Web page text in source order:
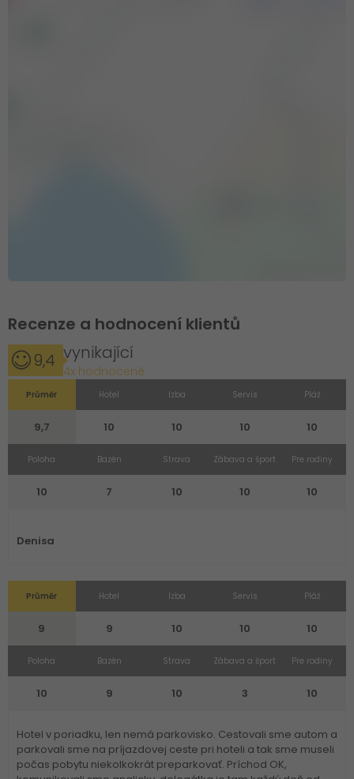
Recenze a hodnocení klientů
9,4 vynikající
4x hodnocené
Průměr
9,7
Hotel
10
Izba
10
Servis
10
Pláž
10
Poloha
10
Bazén
7
Strava
10
Zábava a šport
10
Pre rodiny
10
Denisa
Průměr
9
Hotel
9
Izba
10
Servis
10
Pláž
10
Poloha
10
Bazén
9
Strava
10
Zábava a šport
3
Pre rodiny
10
Hotel v poriadku, len nemá parkovisko. Cestovali sme autom a
parkovali sme na príjazdovej ceste pri hoteli a tak sme museli
počas pobytu niekolkokrát preparkovať. Príchod OK,